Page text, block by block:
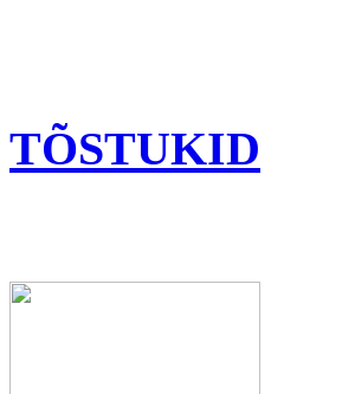
TÕSTUKID